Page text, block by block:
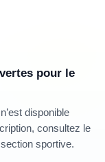
pour le
disponible
consultez le
sportive.